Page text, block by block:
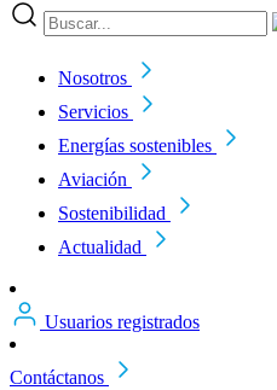
Nosotros
Servicios
Energías sostenibles
Aviación
Sostenibilidad
Actualidad
Usuarios registrados
Contáctanos